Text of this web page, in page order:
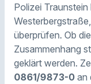
Polizei
überprüfen. Ob
Zusammenhang
geklärt werden.
0861/9873-0 an